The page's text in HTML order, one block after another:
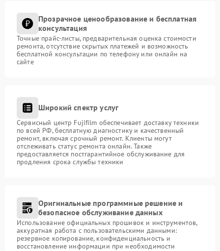
Прозрачное ценообразование и бесплатная
консультация
Точные прайс-листы, предварительная оценка стоимости
ремонта, отсутствие скрытых платежей и возможность
бесплатной консультации по телефону или онлайн на
сайте
Широкий спектр услуг
Сервисный центр Fujifilm обеспечивает доставку техники
по всей РФ, бесплатную диагностику и качественный
ремонт, включая срочный ремонт. Клиенты могут
отслеживать статус ремонта онлайн. Также
предоставляется постгарантийное обслуживание для
продления срока службы техники
Оригинальные программные решение и
безопасное обслуживание данных
Использование официальных прошивок и инструментов,
аккуратная работа с пользовательскими данными:
резервное копирование, конфиденциальность и
восстановление информации при необходимости